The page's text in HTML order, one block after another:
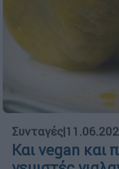
Συνταγές|
Και vegan και